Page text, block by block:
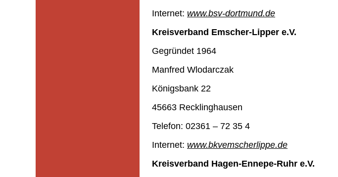
Internet: www.bsv-dortmund.de
Kreisverband Emscher-Lipper e.V.
Gegründet 1964
Manfred Wlodarczak
Königsbank 22
45663 Recklinghausen
Telefon: 02361 – 72 35 4
Internet: www.bkvemscherlippe.de
Kreisverband Hagen-Ennepe-Ruhr e.V.